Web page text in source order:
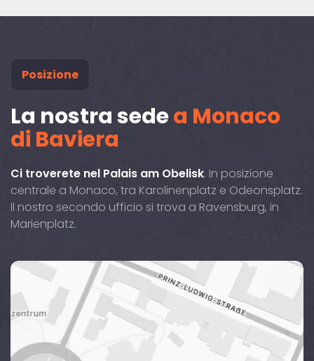
Posizione
La nostra sedea Monaco
di Baviera
Ci troverete nel Palais am Obelisk. In posizione
centrale a Monaco, tra Karolinenplatz e Odeonsplatz.
Il nostro secondo ufficio si trova a Ravensburg, in
Marienplatz.
Brienner
Straße
29,
80333
trova